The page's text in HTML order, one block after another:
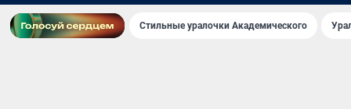
Стильные уралочки Академического